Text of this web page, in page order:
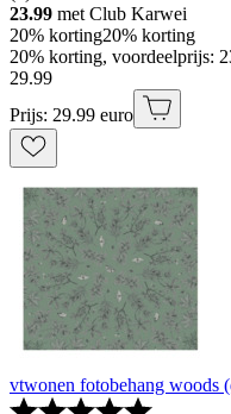
23.99 met Club Karwei
20% korting20% korting
20% korting, voordeelprijs:
29.99
Prijs: 29.99 euro
vtwonen fotobehang woods